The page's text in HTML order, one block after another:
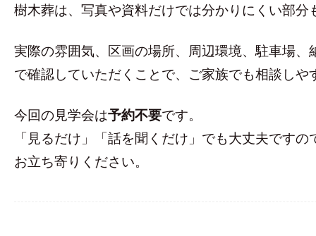
樹木葬は、写真や資料だけでは分かりにくい部分
実際の雰囲気、区画の場所、周辺環境、駐車場、
で確認していただくことで、ご家族でも相談しや
今回の見学会は予約不要です。
「見るだけ」「話を聞くだけ」でも大丈夫です
お立ち寄りください。